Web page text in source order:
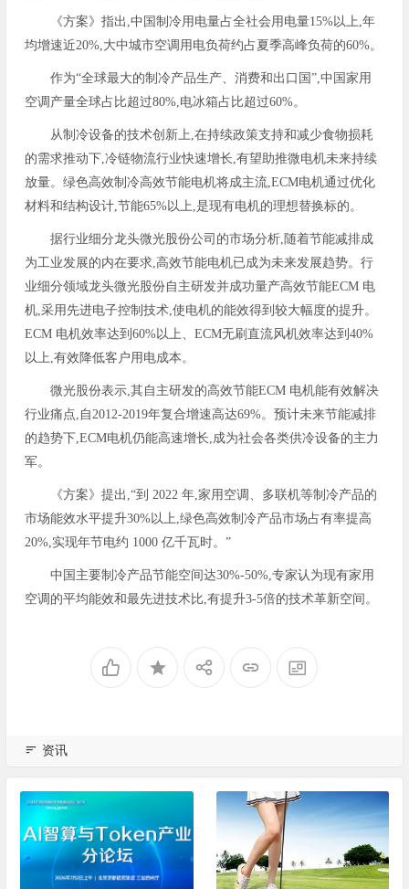
《方案》指出,中国制冷用电量占全社会用电量15%以上,年
均增速近20%,大中城市空调用电负荷约占夏季高峰负荷的60%。
作为“全球最大的制冷产品生产、消费和出口国”,中国家用
空调产量全球占比超过80%,电冰箱占比超过60%。
从制冷设备的技术创新上,在持续政策支持和减少食物损耗
的需求推动下,冷链物流行业快速增长,有望助推微电机未来持续
放量。绿色高效制冷高效节能电机将成主流,ECM电机通过优化
材料和结构设计,节能65%以上,是现有电机的理想替换标的。
据行业细分龙头微光股份公司的市场分析,随着节能减排成
为工业发展的内在要求,高效节能电机已成为未来发展趋势。行
业细分领域龙头微光股份自主研发并成功量产高效节能ECM 电
机,采用先进电子控制技术,使电机的能效得到较大幅度的提升。
ECM 电机效率达到60%以上、ECM无刷直流风机效率达到40%
以上,有效降低客户用电成本。
微光股份表示,其自主研发的高效节能ECM 电机能有效解决
行业痛点,自2012-2019年复合增速高达69%。预计未来节能减排
的趋势下,ECM电机仍能高速增长,成为社会各类供冷设备的主力
军。
《方案》提出,“到 2022 年,家用空调、多联机等制冷产品的
市场能效水平提升30%以上,绿色高效制冷产品市场占有率提高
20%,实现年节电约 1000 亿千瓦时。”
中国主要制冷产品节能空间达30%-50%,专家认为现有家用
空调的平均能效和最先进技术比,有提升3-5倍的技术革新空间。
资讯